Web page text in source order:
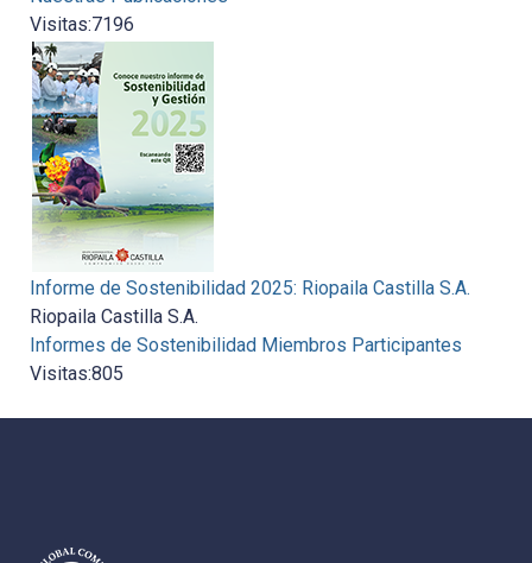
Visitas:7196
Informe de Sostenibilidad 2025: Riopaila Castilla S.A.
Riopaila Castilla S.A.
Informes de Sostenibilidad Miembros Participantes
Visitas:805